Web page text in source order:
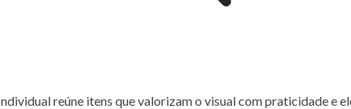
reúne itens que valorizam o visual com praticidade e